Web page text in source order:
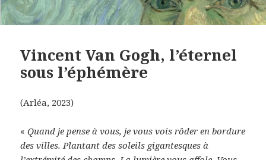
Vincent Van Gogh, l’éternel
sous l’éphémère
(Arléa, 2023)
«Quand je pense à vous, je vous vois rôder en bordure
des villes. Plantant des soleils gigantesques à